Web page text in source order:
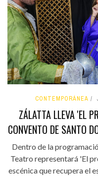
CONTEMPORÁNEA
ZÁLATTA LLEVA 'EL
CONVENTO DE SANTO
Dentro de la
Teatro representará 'El
escénica que recupera el